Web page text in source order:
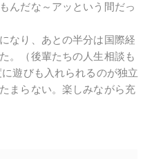
んだな～アッという間だっ
なり、あとの半分は国際経
。（後輩たちの人生相談も
遊びも入れられるのが独立
まらない。楽しみながら充